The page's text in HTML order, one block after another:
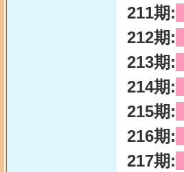
211期:
212期:
213期:
214期:
215期:
216期:
217期: